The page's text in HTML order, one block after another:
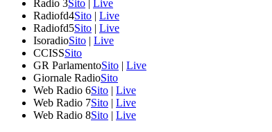
Radio 3Sito | Live
Radiofd4Sito | Live
Radiofd5Sito | Live
IsoradioSito | Live
CCISSSito
GR ParlamentoSito | Live
Giornale RadioSito
Web Radio 6Sito | Live
Web Radio 7Sito | Live
Web Radio 8Sito | Live